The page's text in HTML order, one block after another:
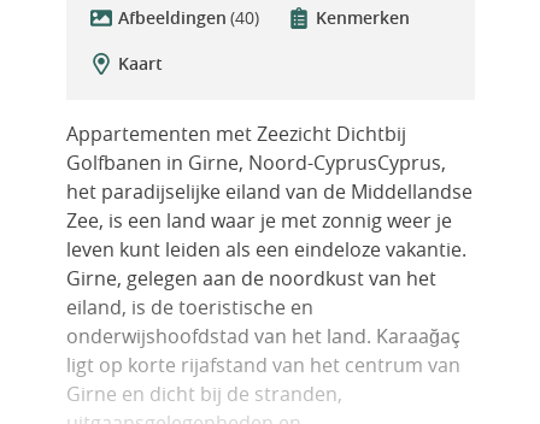
Afbeeldingen (40)
Kenmerken
Kaart
Appartementen met Zeezicht Dichtbij
Golfbanen in Girne, Noord-CyprusCyprus,
het paradijselijke eiland van de Middellandse
Zee, is een land waar je met zonnig weer je
leven kunt leiden als een eindeloze vakantie.
Girne, gelegen aan de noordkust van het
eiland, is de toeristische en
onderwijshoofdstad van het land. Karaağaç
ligt op korte rijafstand van het centrum van
Girne en dicht bij de stranden,